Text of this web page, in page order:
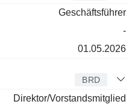
Geschäftsführer
-
01.05.2026
BRD
Direktor/Vorstandsmitglied